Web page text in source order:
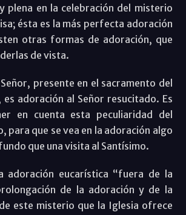
plena en la celebración del misterio
ésta es la más perfecta adoración
otras formas de adoración, que
de vista.
presente en el sacramento del
es adoración al Señor resucitado. Es
en cuenta esta peculiaridad del
para que se vea en la adoración algo
que una visita al Santísimo.
adoración eucarística “fuera de la
de la adoración y de la
este misterio que la Iglesia ofrece